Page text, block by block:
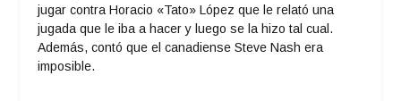
jugar contra Horacio «Tato» López que le relató una
jugada que le iba a hacer y luego se la hizo tal cual.
Además, contó que el canadiense Steve Nash era
imposible.